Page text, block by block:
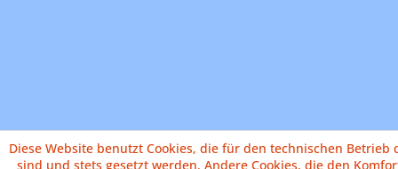
Diese Website benutzt Cookies, die für den technischen
sind und stets gesetzt werden. Andere Cookies, die den